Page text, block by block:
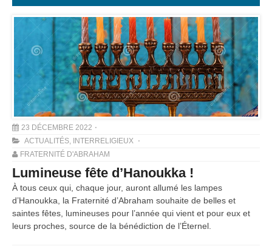
23 DÉCEMBRE 2022
ACTUALITÉS, INTERRELIGIEUX
FRATERNITÉ D'ABRAHAM
Lumineuse fête d’Hanoukka !
À tous ceux qui, chaque jour, auront allumé les lampes
d’Hanoukka, la Fraternité d’Abraham souhaite de belles et
saintes fêtes, lumineuses pour l’année qui vient et pour eux et
leurs proches, source de la bénédiction de l’Éternel.